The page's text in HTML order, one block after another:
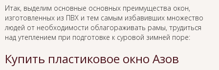
Итак, выделим основные основных преимущества окон,
изготовленных из ПВХ и тем самым избавивших множество
людей от необходимости облагораживать рамы, трудиться
над утеплением при подготовке к суровой зимней поре:
Купить пластиковое окно Азов